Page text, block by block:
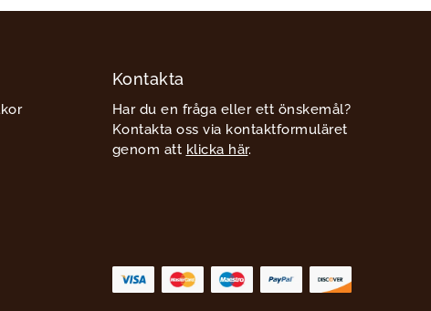
Kontakta
Har du en fråga eller ett önskemål?
Kontakta oss via kontaktformuläret
genom att klicka här.